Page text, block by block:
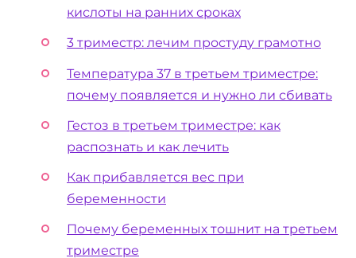
кислоты на ранних сроках
3 триместр: лечим простуду грамотно
Температура 37 в третьем триместре:
почему появляется и нужно ли сбивать
Гестоз в третьем триместре: как
распознать и как лечить
Как прибавляется вес при
беременности
Почему беременных тошнит на третьем
триместре